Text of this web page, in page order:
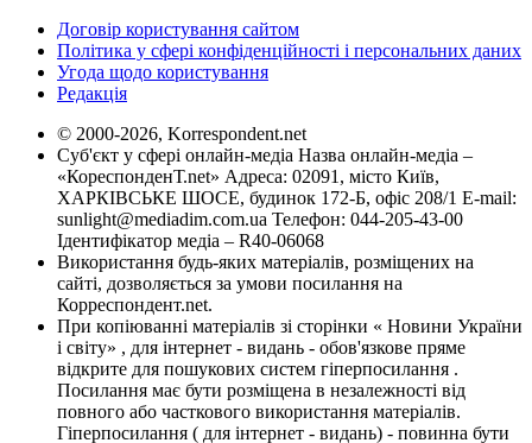
Договір користування сайтом
Політика у сфері конфіденційності і персональних даних
Угода щодо користування
Редакція
© 2000-2026, Korrespondent.net
Суб'єкт у сфері онлайн-медіа Назва онлайн-медіа –
«КореспонденТ.net» Адреса: 02091, місто Київ,
ХАРКІВСЬКЕ ШОСЕ, будинок 172-Б, офіс 208/1 E-mail:
sunlight@mediadim.com.ua Телефон: 044-205-43-00
Ідентифікатор медіа – R40-06068
Використання будь-яких матеріалів, розміщених на
сайті, дозволяється за умови посилання на
Корреспондент.net.
При копіюванні матеріалів зі сторінки « Новини України
і світу» , для інтернет - видань - обов'язкове пряме
відкрите для пошукових систем гіперпосилання .
Посилання має бути розміщена в незалежності від
повного або часткового використання матеріалів.
Гіперпосилання ( для інтернет - видань) - повинна бути